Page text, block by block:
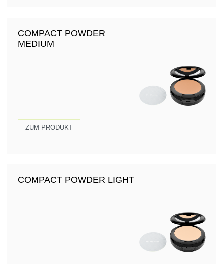
COMPACT POWDER
MEDIUM
ZUM PRODUKT
COMPACT POWDER LIGHT